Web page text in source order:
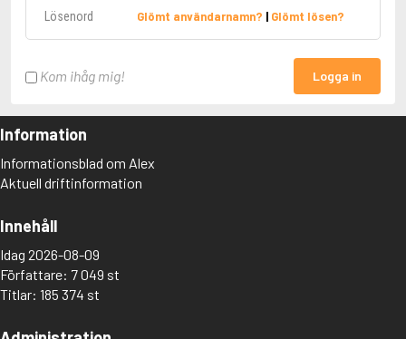
Glömt användarnamn? | Glömt lösen?
Kom ihåg mig! Logga in
Information
Informationsblad om Alex
Aktuell driftinformation
Innehåll
Idag 2026-08-09
Författare: 7 049 st
Titlar: 185 374 st